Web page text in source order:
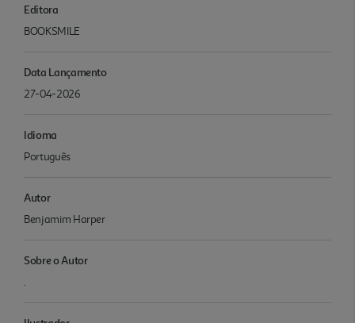
Editora
BOOKSMILE
Data Lançamento
27-04-2026
Idioma
Português
Autor
Benjamim Harper
Sobre o Autor
.